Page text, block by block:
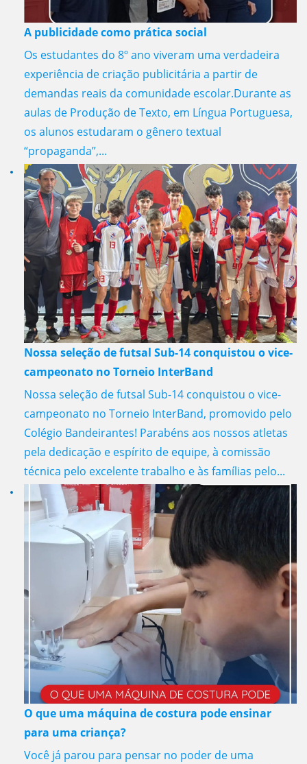
A publicidade como prática social
Os estudantes do 8º ano viveram uma verdadeira
experiência de criação publicitária a partir de
demandas reais da comunidade escolar.Durante as
aulas de Produção de Texto, em Língua Portuguesa,
os alunos estudaram o gênero textual
“propaganda”,...
Nossa seleção de futsal Sub-14 conquistou o vice-
campeonato no Torneio InterBand
Nossa seleção de futsal Sub-14 conquistou o vice-
campeonato no Torneio InterBand, promovido pelo
Colégio Bandeirantes! Parabéns aos nossos atletas
pela dedicação e espírito de equipe, à comissão
técnica pelo excelente trabalho e às famílias pelo...
O que uma máquina de costura pode ensinar
para uma criança?
Você já parou para pensar no poder de uma